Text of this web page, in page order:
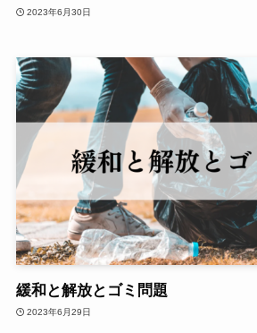
2023年6月30日
緩和と解放とゴミ問題
2023年6月29日